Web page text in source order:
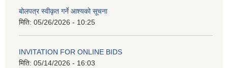
बोलपत्र स्वीकृत गर्ने आश्यको सूचना
मिति: 05/26/2026 - 10:25
INVITATION FOR ONLINE BIDS
मिति: 05/14/2026 - 16:03